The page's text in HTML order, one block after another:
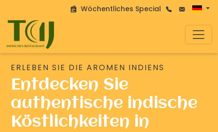
Wöchentliches Special
ERLEBEN SIE DIE AROMEN INDIENS
Entdecken Sie
authentische indische
Köstlichkeiten in